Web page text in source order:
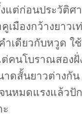
แต่ก่อนประวัติศ
มืองกว้างยาวเ
ดียวกับหวูด ใช้
คนโบราณสองฝั่
าดสั้นยาวต่างกั
นหมดแรงแล้วปั